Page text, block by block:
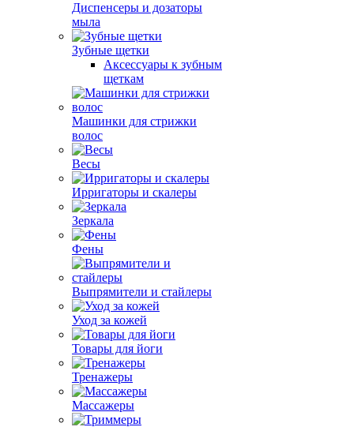
Диспенсеры и дозаторы
мыла
Зубные щетки
Аксессуары к зубным
щеткам
Машинки для стрижки
волос
Весы
Ирригаторы и скалеры
Зеркала
Фены
Выпрямители и стайлеры
Уход за кожей
Товары для йоги
Тренажеры
Массажеры